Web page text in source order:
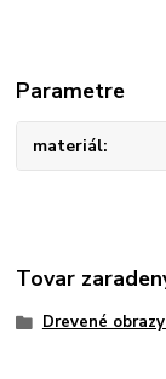
Parametre
materiál
Tovar
Drevené